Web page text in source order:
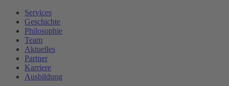
Services
Geschichte
Philosophie
Team
Aktuelles
Partner
Karriere
Ausbildung